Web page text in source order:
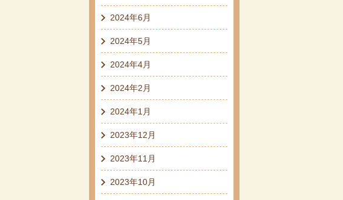
2024年6月
2024年5月
2024年4月
2024年2月
2024年1月
2023年12月
2023年11月
2023年10月